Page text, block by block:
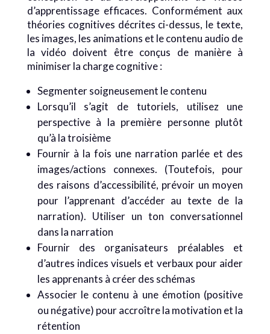
d’apprentissage efficaces. Conformément aux
théories cognitives décrites ci-dessus, le texte,
les images, les animations et le contenu audio de
la vidéo doivent être conçus de manière à
minimiser la charge cognitive :
Segmenter soigneusement le contenu
Lorsqu’il s’agit de tutoriels, utilisez une
perspective à la première personne plutôt
qu’à la troisième
Fournir à la fois une narration parlée et des
images/actions connexes. (Toutefois, pour
des raisons d’accessibilité, prévoir un moyen
pour l’apprenant d’accéder au texte de la
narration). Utiliser un ton conversationnel
dans la narration
Fournir des organisateurs préalables et
d’autres indices visuels et verbaux pour aider
les apprenants à créer des schémas
Associer le contenu à une émotion (positive
ou négative) pour accroître la motivation et la
rétention